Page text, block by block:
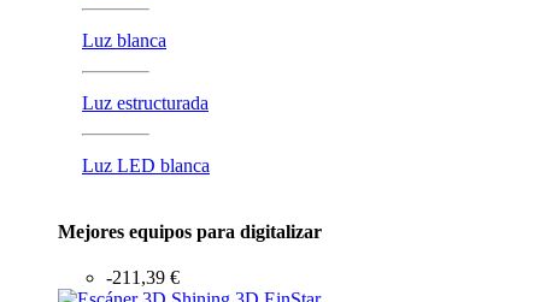
Luz blanca
Luz estructurada
Luz LED blanca
Mejores equipos para digitalizar
-211,39 €